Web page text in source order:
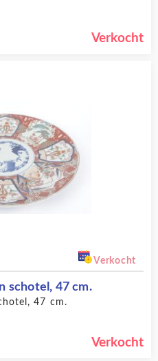
Verkocht
Verkocht
schotel, 47 cm.
47 cm.
Verkocht